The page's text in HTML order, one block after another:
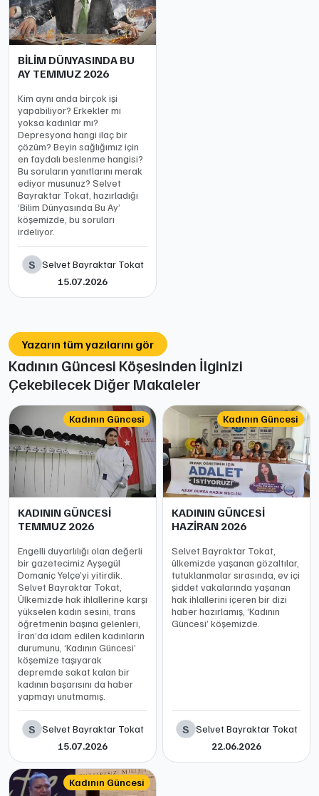
BİLİM DÜNYASINDA BU
AY TEMMUZ 2026
Kim aynı anda birçok işi
yapabiliyor? Erkekler mi
yoksa kadınlar mı?
Depresyona hangi ilaç bir
çözüm? Beyin sağlığımız için
en faydalı beslenme hangisi?
Bu soruların yanıtlarını merak
ediyor musunuz? Selvet
Bayraktar Tokat, hazırladığı
‘Bilim Dünyasında Bu Ay’
köşemizde, bu soruları
irdeliyor.
S Selvet Bayraktar Tokat
15.07.2026
Yazarın tüm yazılarını gör
Kadının Güncesi Köşesinden İlginizi
Çekebilecek Diğer Makaleler
Kadının Güncesi
KADININ GÜNCESİ
TEMMUZ 2026
Engelli duyarlılığı olan değerli
bir gazetecimiz Ayşegül
Domaniç Yelçe’yi yitirdik.
Selvet Bayraktar Tokat,
Ülkemizde hak ihlallerine karşı
yükselen kadın sesini, trans
öğretmenin başına gelenleri,
İran’da idam edilen kadınların
durumunu, ‘Kadının Güncesi’
köşemize taşıyarak
depremde sakat kalan bir
kadının başarısını da haber
yapmayı unutmamış.
S Selvet Bayraktar Tokat
15.07.2026
Kadının Güncesi
KADININ GÜNCESİ
HAZİRAN 2026
Selvet Bayraktar Tokat,
ülkemizde yaşanan gözaltılar,
tutuklanmalar sırasında, ev içi
şiddet vakalarında yaşanan
hak ihlallerini içeren bir dizi
haber hazırlamış, ‘Kadının
Güncesi’ köşemizde.
S Selvet Bayraktar Tokat
22.06.2026
Kadının Güncesi